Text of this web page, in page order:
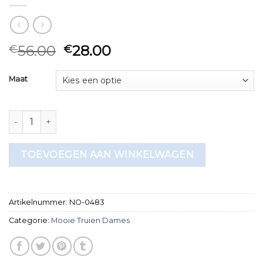
€56.00 €28.00
Maat
mooie truien dames aantal
TOEVOEGEN AAN WINKELWAGEN
Artikelnummer: NO-0483
Categorie: Mooie Truien Dames